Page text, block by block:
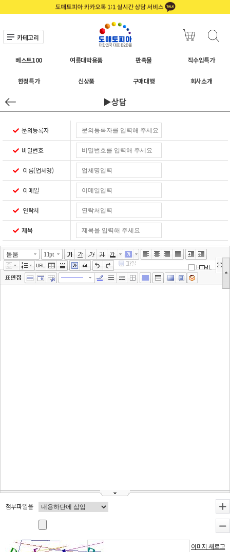
카테고리
베스트100 여름대박용품 판촉물 직수입특가
한정특가 신상품 구매대행 회사소개
▶상담
문의등록자
비밀번호
이름(업체명)
이메일
연락처
제목
돋움 11pt
첨부파일을
이미지 새로고